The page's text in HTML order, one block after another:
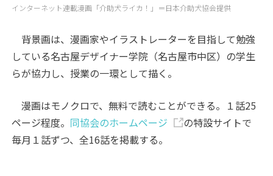
インターネット連載漫画「介助犬ライカ！」＝日本介助犬協会提供
背景画は、漫画家やイラストレーターを目指して勉強
している名古屋デザイナー学院（名古屋市中区）の学生
らが協力し、授業の一環として描く。
漫画はモノクロで、無料で読むことができる。１話25
ページ程度。 同協会のホームページ
の特設サイトで
毎月１話ずつ、全16話を掲載する。